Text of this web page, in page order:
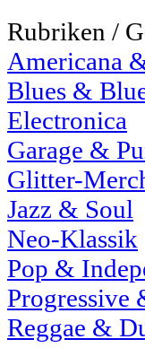
Rubriken /
Americana
Blues &
Electronica
Garage &
Glitter-
Jazz & Soul
Neo-Klassik
Pop &
Progressive
Reggae &